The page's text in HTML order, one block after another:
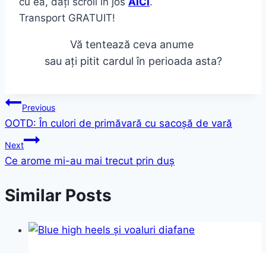
Transport GRATUIT!
Vă tentează ceva anume
sau ați pitit cardul în perioada asta?
Post
navigation
Previous
OOTD: În culori de primăvară cu sacoșă de vară
Next
Ce arome mi-au mai trecut prin duș
Similar Posts